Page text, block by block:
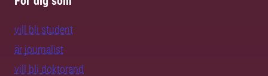
vill bli student
är journalist
vill bli doktorand